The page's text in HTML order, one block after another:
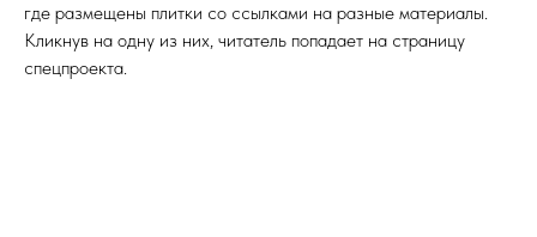
где размещены плитки со ссылками на разные материалы.
Кликнув на одну из них, читатель попадает на страницу
спецпроекта.